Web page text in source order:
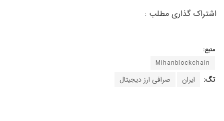
منبع:
Mihanblockchain
تگ: ایران صرافی ارز دیجیتال